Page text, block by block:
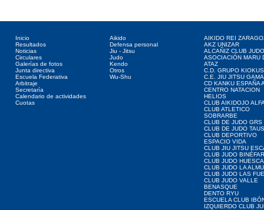
Inicio
Resultados
Noticias
Circulares
Galerías de fotos
Junta directiva
Escuela Federativa
Arbitraje
Secretaría
Calendario de actividades
Cuotas
Aikido
Defensa personal
Jiu - Jitsu
Judo
Kendo
Otros
Wu-Shu
AIKIDO REI
AKZ UNIZAR
ALCAÑIZ CLUB JUDO
ASOCIACIÓN MARU
ATAZ
C.D. GRUPO
C.E. JIU JITSU
CD KANKU ESPAÑA
CENTRO NATACION
HELIOS
CLUB AIKIDOJO
CLUB ATLETICO
SOBRARBE
CLUB DE JUDO GRS
CLUB DE JUDO
CLUB DEPORTIVO
ESPACIO VIDA
CLUB JIU JITSU
CLUB JUDO BINÉFAR
CLUB JUDO HUESCA
CLUB JUDO LA
CLUB JUDO LAS
CLUB JUDO VALLE
BENASQUE
DENTO RYU
ESCUELA CLUB
IZQUIERDO CLUB